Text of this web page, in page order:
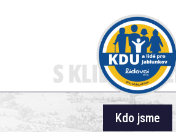
Kdo jsme